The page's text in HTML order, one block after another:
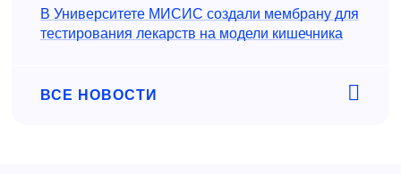
В Университете МИСИС создали мембрану для
тестирования лекарств на модели кишечника
ВСЕ НОВОСТИ